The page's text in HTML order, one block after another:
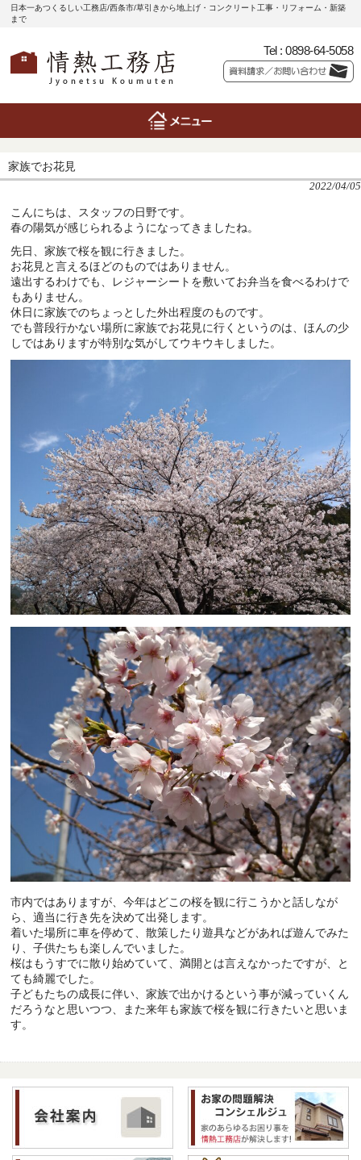
日本一あつくるしい工務店/西条市/草引きから地上げ・コンクリート工事・リフォーム・新築
まで
Tel : 0898-64-5058
家族でお花見
2022/04/05
こんにちは、スタッフの日野です。
春の陽気が感じられるようになってきましたね。
先日、家族で桜を観に行きました。
お花見と言えるほどのものではありません。
遠出するわけでも、レジャーシートを敷いてお弁当を食べるわけで
もありません。
休日に家族でのちょっとした外出程度のものです。
でも普段行かない場所に家族でお花見に行くというのは、ほんの少
しではありますが特別な気がしてウキウキしました。
市内ではありますが、今年はどこの桜を観に行こうかと話しなが
ら、適当に行き先を決めて出発します。
着いた場所に車を停めて、散策したり遊具などがあれば遊んでみた
り、子供たちも楽しんでいました。
桜はもうすでに散り始めていて、満開とは言えなかったですが、と
ても綺麗でした。
子どもたちの成長に伴い、家族で出かけるという事が減っていくん
だろうなと思いつつ、また来年も家族で桜を観に行きたいと思いま
す。